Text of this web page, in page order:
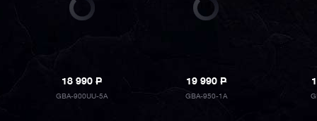
18 990P
GBA-900UU-5A
19 990P
GBA-950-1A